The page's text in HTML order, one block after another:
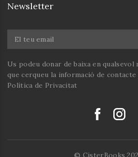
Newsletter
Us podeu donar de baixa en qualsevol
que cerqueu la informació de
Política de Privacitat
© CisterBooks